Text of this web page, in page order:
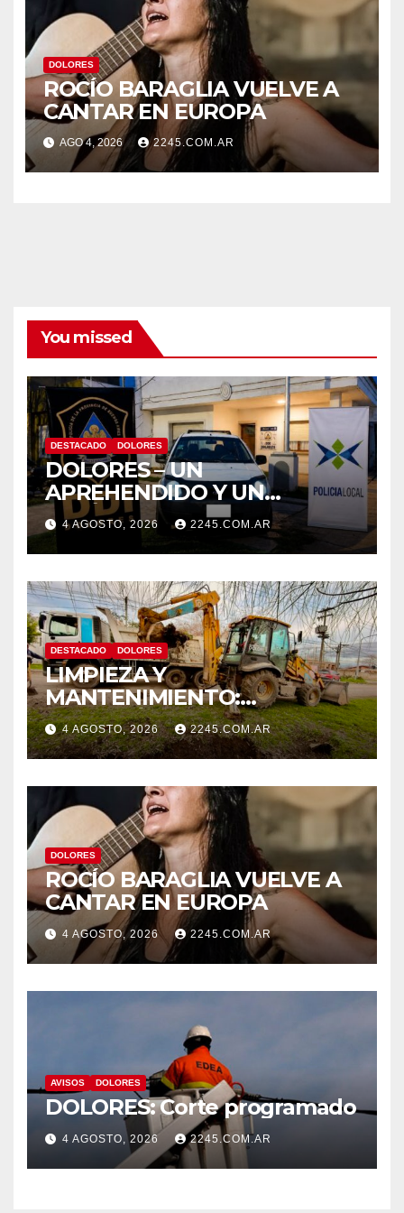
DOLORES
ROCÍO BARAGLIA VUELVE A
CANTAR EN EUROPA
AGO 4, 2026 2245.COM.AR
You missed
DESTACADO DOLORES
DOLORES – UN
APREHENDIDO Y UN
VEHÍCULO SECUESTRADO
TRAS DISPAROS Y
AMENAZAS
4 AGOSTO, 2026 2245.COM.AR
DESTACADO DOLORES
LIMPIEZA Y
MANTENIMIENTO:
CONTINÚAN LOS TRABAJOS
DE ZANJEO EN DISTINTOS
SECTORES DE LA CIUDAD
4 AGOSTO, 2026 2245.COM.AR
DOLORES
ROCÍO BARAGLIA VUELVE A
CANTAR EN EUROPA
4 AGOSTO, 2026 2245.COM.AR
AVISOS DOLORES
DOLORES: Corte programado
4 AGOSTO, 2026 2245.COM.AR